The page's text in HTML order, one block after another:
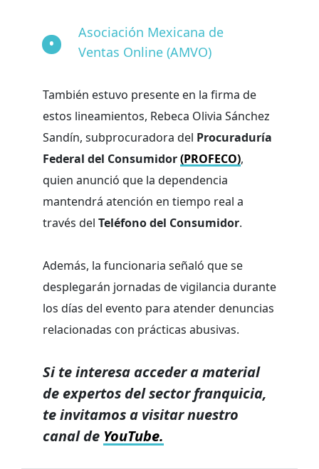
Asociación Mexicana de
Ventas Online (AMVO)
También estuvo presente en la firma de
estos lineamientos, Rebeca Olivia Sánchez
Sandín, subprocuradora del Procuraduría
Federal del Consumidor(PROFECO),
quien anunció que la dependencia
mantendrá atención en tiempo real a
través del Teléfono del Consumidor.
Además, la funcionaria señaló que se
desplegarán jornadas de vigilancia durante
los días del evento para atender denuncias
relacionadas con prácticas abusivas.
Si te interesa acceder a material
de expertos del sector franquicia,
te invitamos a visitar nuestro
canal de YouTube.